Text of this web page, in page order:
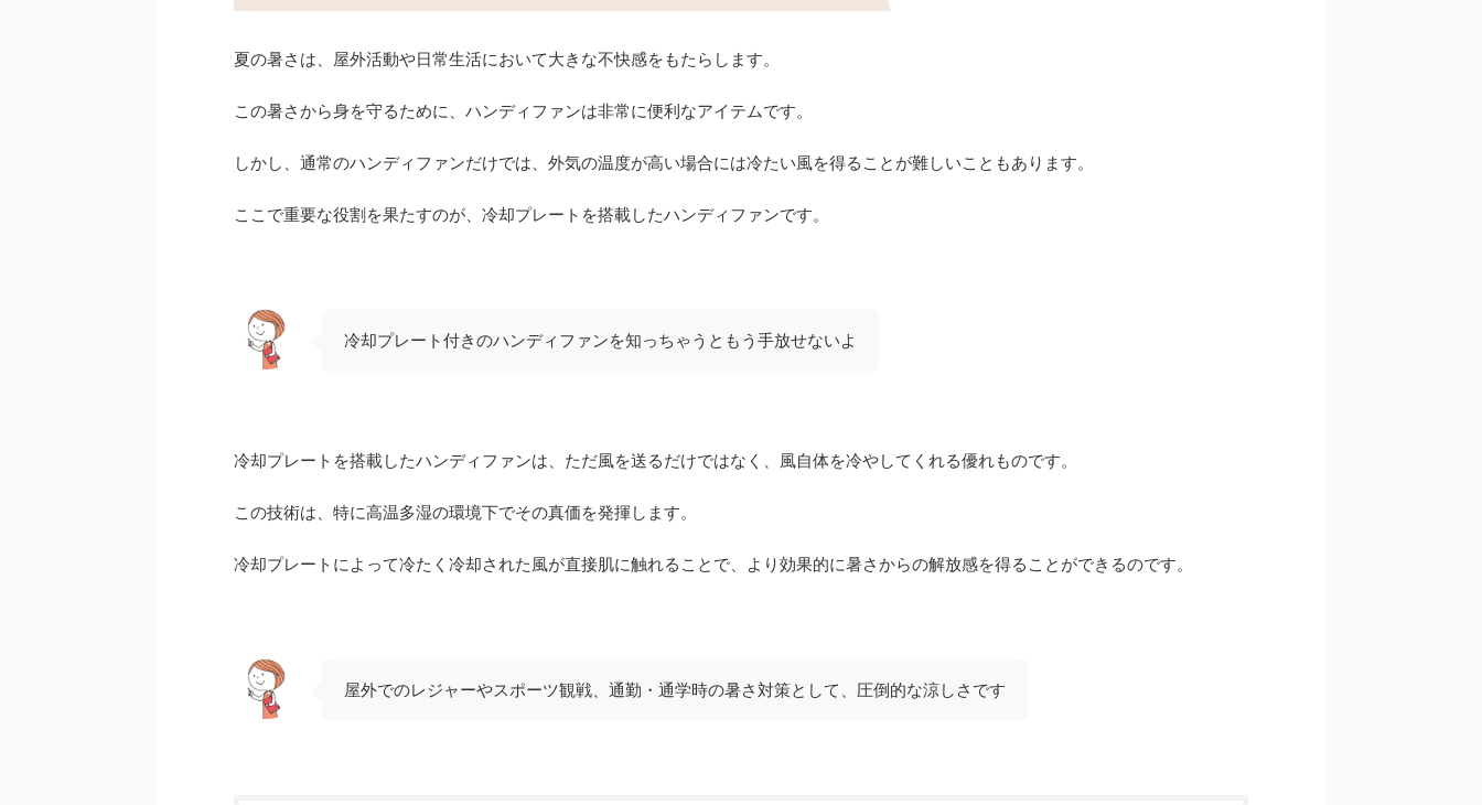
夏の暑さは、屋外活動や日常生活において大きな不快感をもたらします。
この暑さから身を守るために、ハンディファンは非常に便利なアイテムです。
しかし、通常のハンディファンだけでは、外気の温度が高い場合には冷たい風を得ることが難しいこともあります。
ここで重要な役割を果たすのが、冷却プレートを搭載したハンディファンです。
冷却プレート付きのハンディファンを知っちゃうともう手放せないよ
冷却プレートを搭載したハンディファンは、ただ風を送るだけではなく、風自体を冷やしてくれる優れものです。
この技術は、特に高温多湿の環境下でその真価を発揮します。
冷却プレートによって冷たく冷却された風が直接肌に触れることで、より効果的に暑さからの解放感を得ることができるのです。
屋外でのレジャーやスポーツ観戦、通勤・通学時の暑さ対策として、圧倒的な涼しさです